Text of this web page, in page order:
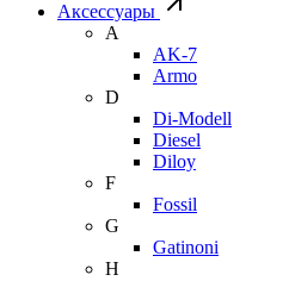
Аксессуары
A
AK-7
Armo
D
Di-Modell
Diesel
Diloy
F
Fossil
G
Gatinoni
H